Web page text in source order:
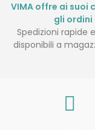
VIMA offre ai suoi
gli ordini
Spedizioni rapide
disponibili a